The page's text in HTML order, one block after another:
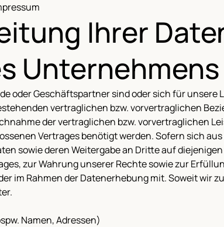
Ihrer
Unternehmens
oder Geschäftspartner sind oder sich für
vertraglichen bzw. vorvertraglichen
der vertraglichen bzw. vorvertraglichen
Vertrages benötigt werden. Sofern sich
sowie deren Weitergabe an Dritte auf
zur Wahrung unserer Rechte sowie zur
im Rahmen der Datenerhebung mit. Soweit
Namen, Adressen)